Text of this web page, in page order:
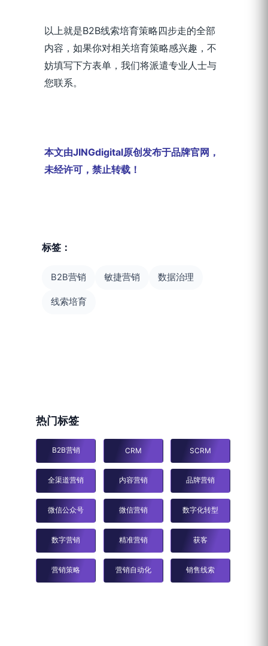
以上就是B2B线索培育策略四步走的全部
内容，如果你对相关培育策略感兴趣，不
妨填写下方表单，我们将派遣专业人士与
您联系。
本文由JINGdigital原创发布于品牌官网，
未经许可，禁止转载！
标签：
B2B营销 敏捷营销 数据治理
线索培育
热门标签
B2B营销 CRM SCRM
全渠道营销 内容营销 品牌营销
微信公众号 微信营销 数字化转型
数字营销 精准营销 获客
营销策略 营销自动化 销售线索